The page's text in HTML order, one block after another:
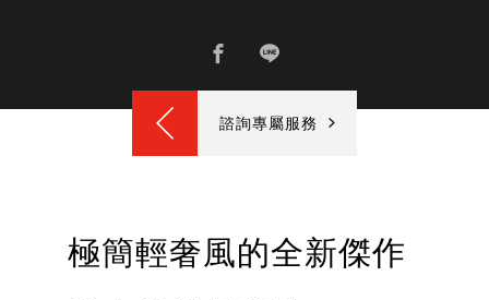
諮詢專屬服務
極簡輕奢風的全新傑作